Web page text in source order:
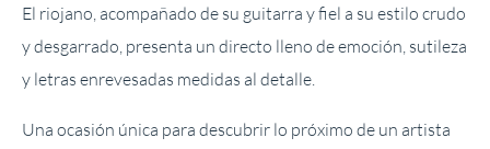
El riojano, acompañado de su guitarra y fiel a su estilo crudo
y desgarrado, presenta un directo lleno de emoción, sutileza
y letras enrevesadas medidas al detalle.
Una ocasión única para descubrir lo próximo de un artista